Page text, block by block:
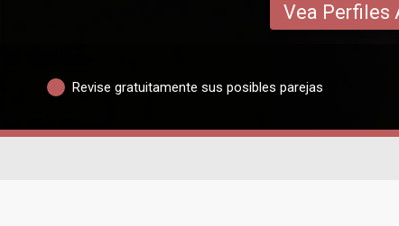
Vea Perfiles
Revise gratuitamente sus posibles parejas